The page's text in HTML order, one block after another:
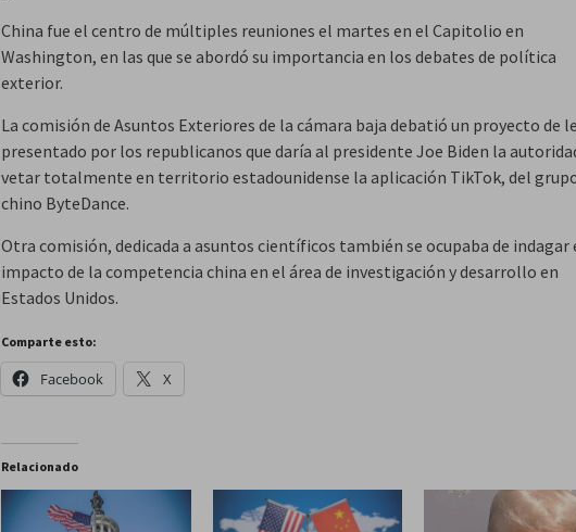
China fue el centro de múltiples reuniones el martes en el Capitolio en
Washington, en las que se abordó su importancia en los debates de política
exterior.
La comisión de Asuntos Exteriores de la cámara baja debatió un proyecto de
presentado por los republicanos que daría al presidente Joe Biden la
vetar totalmente en territorio estadounidense la aplicación TikTok, del
chino ByteDance.
Otra comisión, dedicada a asuntos científicos también se ocupaba de indagar
impacto de la competencia china en el área de investigación y desarrollo en
Estados Unidos.
Comparte esto:
Facebook X
Relacionado